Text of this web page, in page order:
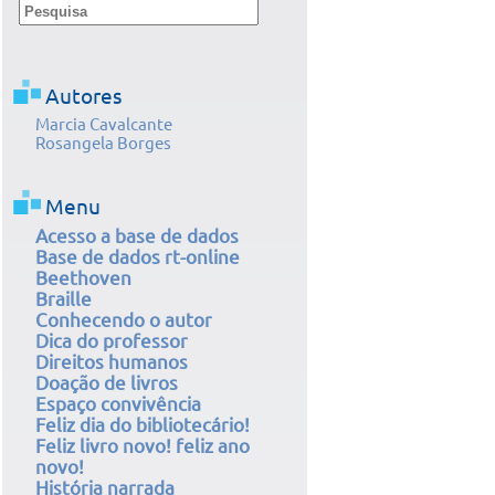
Autores
Marcia Cavalcante
Rosangela Borges
Menu
Acesso a base de dados
Base de dados rt-online
Beethoven
Braille
Conhecendo o autor
Dica do professor
Direitos humanos
Doação de livros
Espaço convivência
Feliz dia do bibliotecário!
Feliz livro novo! feliz ano
novo!
História narrada